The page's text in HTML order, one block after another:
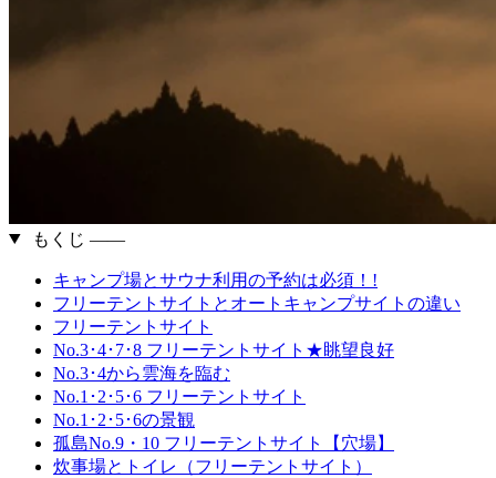
もくじ ――
キャンプ場とサウナ利用の予約は必須！!
フリーテントサイトとオートキャンプサイトの違い
フリーテントサイト
No.3･4･7･8 フリーテントサイト★眺望良好
No.3･4から雲海を臨む
No.1･2･5･6 フリーテントサイト
No.1･2･5･6の景観
孤島No.9・10 フリーテントサイト【穴場】
炊事場とトイレ（フリーテントサイト）